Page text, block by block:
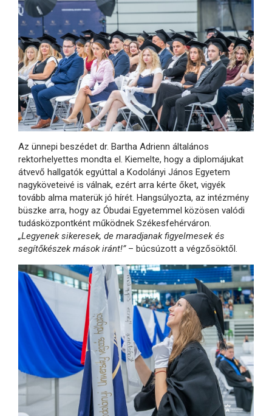
Az ünnepi beszédet dr. Bartha Adrienn általános
rektorhelyettes mondta el. Kiemelte, hogy a diplomájukat
átvevő hallgatók egyúttal a Kodolányi János Egyetem
nagyköveteivé is válnak, ezért arra kérte őket, vigyék
tovább alma materük jó hírét. Hangsúlyozta, az intézmény
büszke arra, hogy az Óbudai Egyetemmel közösen valódi
tudásközpontként működnek Székesfehérváron.
„Legyenek sikeresek, de maradjanak figyelmesek és
segítőkészek mások iránt!”– búcsúzott a végzősöktől.